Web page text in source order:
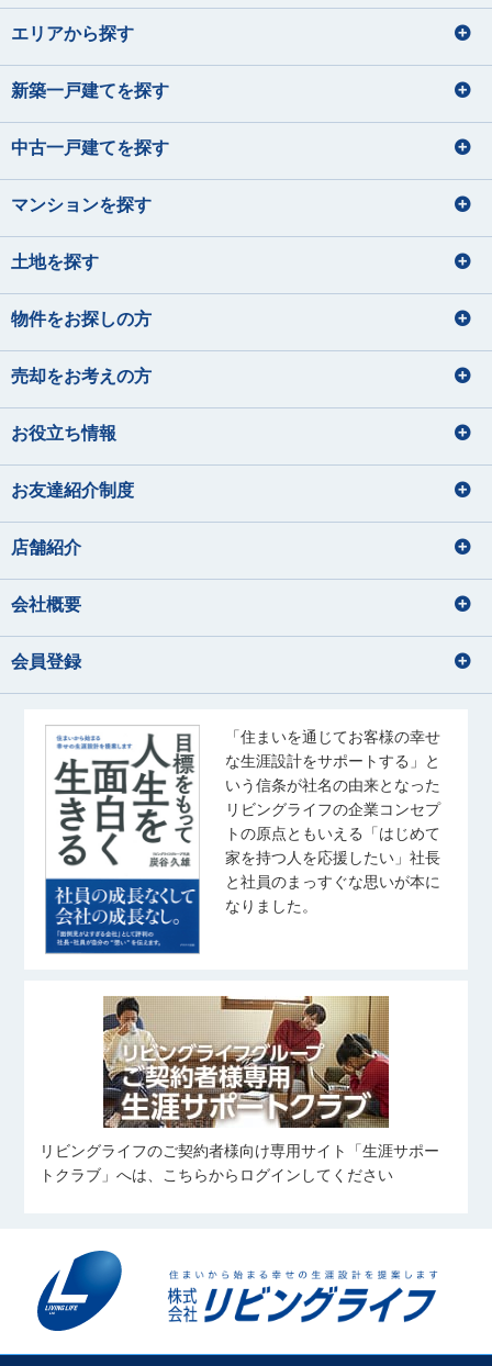
エリアから探す
新築一戸建てを探す
中古一戸建てを探す
マンションを探す
土地を探す
物件をお探しの方
売却をお考えの方
お役立ち情報
お友達紹介制度
店舗紹介
会社概要
会員登録
「住まいを通じてお客様の幸せ
な生涯設計をサポートする」と
いう信条が社名の由来となった
リビングライフの企業コンセプ
トの原点ともいえる「はじめて
家を持つ人を応援したい」社長
と社員のまっすぐな思いが本に
なりました。
リビングライフのご契約者様向け専用サイト「生涯サポー
トクラブ」へは、こちらからログインしてください